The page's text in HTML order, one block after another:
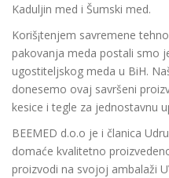
Kaduljin med i Šumski med.
Koriš¡tenjem savremene
pakovanja meda postali smo
ugostiteljskog meda u BiH.
donesemo ovaj savršeni
kesice i tegle za jednostavnu
BEEMED d.o.o je i članica
domaće kvalitetno
proizvodi na svojoj ambalaži